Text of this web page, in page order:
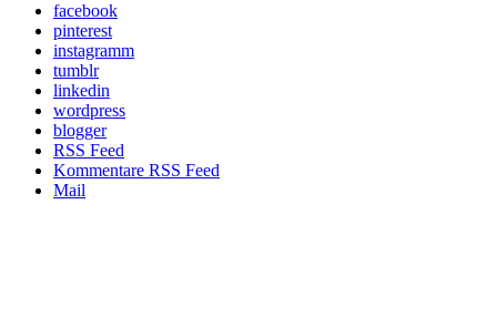
facebook
pinterest
instagramm
tumblr
linkedin
wordpress
blogger
RSS Feed
Kommentare RSS Feed
Mail